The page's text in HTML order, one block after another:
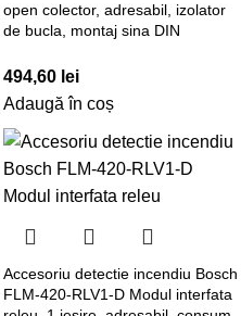
open colector, adresabil, izolator
de bucla, montaj sina DIN
494,60 lei
Adaugă în coș
Accesoriu detectie incendiu Bosch
FLM-420-RLV1-D Modul interfata